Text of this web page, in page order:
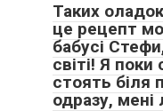
Таких
це рецепт
бабусі
світі! Я
стоять біля
одразу, мені